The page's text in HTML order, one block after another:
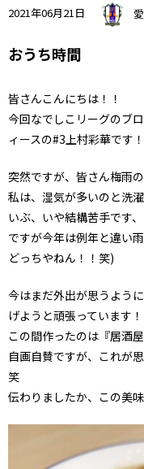
2021年06月21日
おうち時間
皆さんこんにちは！！
今回なでしこリーグのブ
ィースの#3上村彩華です！
突然ですが、皆さん梅雨
私は、湿気が多いのと洗
いぶ、いや結構苦手です
ですが今年は例年と違い
どっちやねん！！笑)
今はまだ外出が思うよう
げようと頑張っています！
この間作ったのは『居酒
自画自賛ですが、これが
笑
伝わりましたか、この美